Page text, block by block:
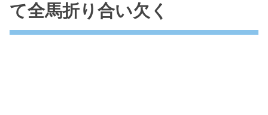
て全馬折り合い欠く